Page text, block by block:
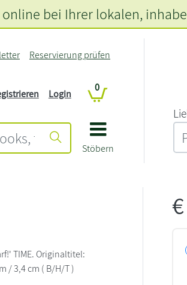
Stöbern
Reservierung prüfen
Login
0
online bei Ihrer lokalen,
TIME. Originaltitel:
/ 3,4 cm ( B/H/T )
€